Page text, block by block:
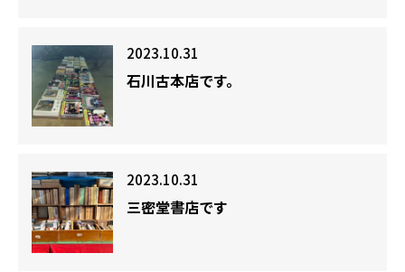
2023.10.31
石川古本店です。
2023.10.31
三密堂書店です